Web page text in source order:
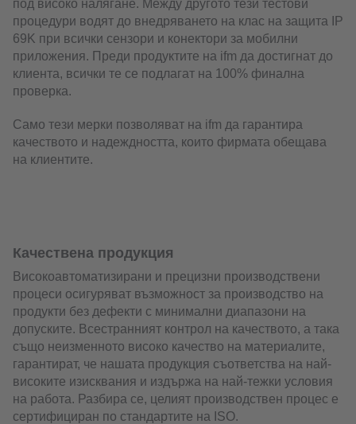
под високо налягане. Между другото тези тестови
процедури водят до внедряването на клас на защита IP
69K при всички сензори и конектори за мобилни
приложения. Преди продуктите на ifm да достигнат до
клиента, всички те се подлагат на 100% финална
проверка.
Само тези мерки позволяват на ifm да гарантира
качеството и надеждността, които фирмата обещава
на клиентите.
Качествена продукция
Високоавтоматизирани и прецизни производствени
процеси осигуряват възможност за производство на
продукти без дефекти с минимални диапазони на
допуските. Всестранният контрол на качеството, а така
също неизменното високо качество на материалите,
гарантират, че нашата продукция съответства на най-
високите изисквания и издържа на най-тежки условия
на работа. Разбира се, целият производствен процес е
сертифициран по стандартите на ISO.